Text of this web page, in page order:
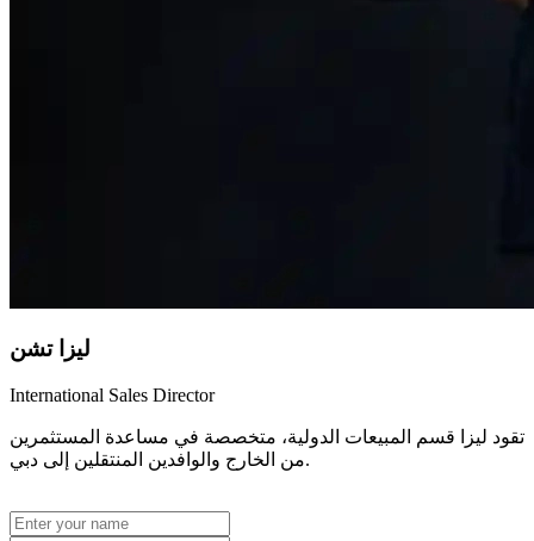
ليزا تشن
International Sales Director
تقود ليزا قسم المبيعات الدولية، متخصصة في مساعدة المستثمرين
من الخارج والوافدين المنتقلين إلى دبي.